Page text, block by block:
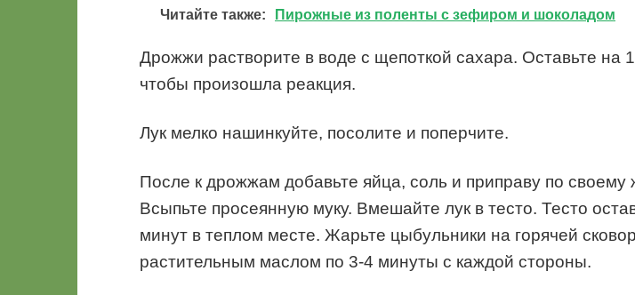
Читайте также: Пирожные из поленты с зефиром и шоколадом
Дрожжи растворите в воде с щепоткой сахара. Оставьте на
чтобы произошла реакция.
Лук мелко нашинкуйте, посолите и поперчите.
После к дрожжам добавьте яйца, соль и приправу по своему
Всыпьте просеянную муку. Вмешайте лук в тесто. Тесто
минут в теплом месте. Жарьте цыбульники на горячей
растительным маслом по 3-4 минуты с каждой стороны.